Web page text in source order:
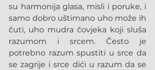
su harmonija glasa, misli i poruke, i
samo dobro uštimano uho može ih
čuti, uho mudra čovjeka koji sluša
razumom i srcem. Često je
potrebno razum spustiti u srce da
se zagrije i srce dići u razum da se